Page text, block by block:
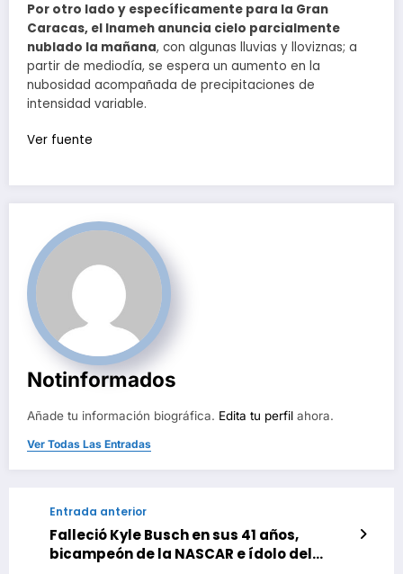
Por otro lado y específicamente para la Gran
Caracas, el Inameh anuncia cielo parcialmente
nublado la mañana, con algunas lluvias y lloviznas; a
partir de mediodía, se espera un aumento en la
nubosidad acompañada de precipitaciones de
intensidad variable.
Ver fuente
Notinformados
Añade tu información biográfica. Edita tu perfil ahora.
Ver Todas Las Entradas
Entrada anterior
Falleció Kyle Busch en sus 41 años,
bicampeón de la NASCAR e ídolo del